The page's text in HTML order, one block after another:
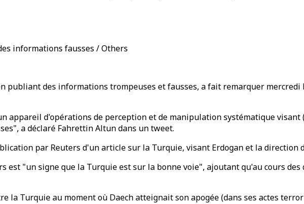
informations fausses / Others
publiant des informations trompeuses et fausses, a fait remarquer
appareil d'opérations de perception et de manipulation systématique visant
a déclaré Fahrettin Altun dans un tweet.
par Reuters d'un article sur la Turquie, visant Erdogan et la direction
est "un signe que la Turquie est sur la bonne voie", ajoutant qu'au cours
la Turquie au moment où Daech atteignait son apogée (dans ses actes